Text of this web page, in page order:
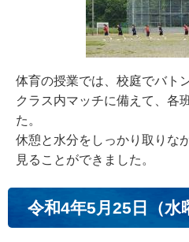
体育の授業では、校庭でバト
クラス内マッチに備えて、各
た。
休憩と水分をしっかり取りな
見ることができました。
令和4年5月25日（水